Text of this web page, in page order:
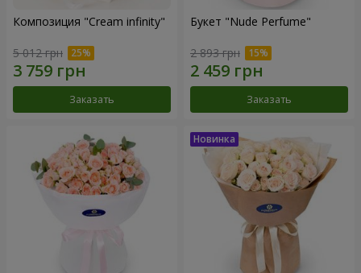
Композиция "Cream infinity"
5 012 грн
Заказать
Букет "Nude Perfume"
2 893 грн
Заказать